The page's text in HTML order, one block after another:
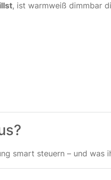
, ist warmweiß dimmbar
smart steuern – und was